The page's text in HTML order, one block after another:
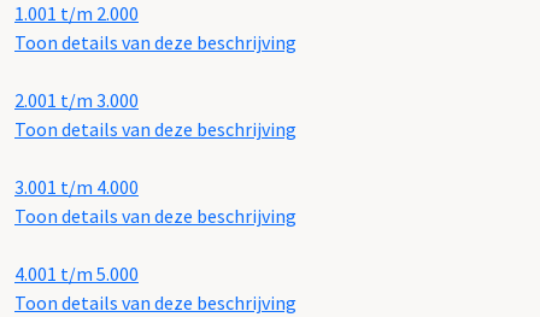
1.001 t/m 2.000
Toon details van deze beschrijving
2.001 t/m 3.000
Toon details van deze beschrijving
3.001 t/m 4.000
Toon details van deze beschrijving
4.001 t/m 5.000
Toon details van deze beschrijving